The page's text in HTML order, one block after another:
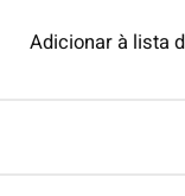
Adicionar à lista